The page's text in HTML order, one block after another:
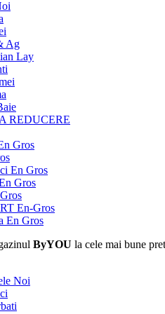
Ag
Lay
REDUCERE
Gros
En Gros
Gros
En-Gros
En Gros
ByYOU la cele mai bune
Noi